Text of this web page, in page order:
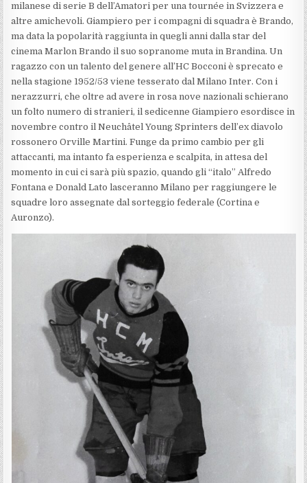
milanese di serie B dell’Amatori per una tournée in Svizzera e
altre amichevoli. Giampiero per i compagni di squadra è Brando,
ma data la popolarità raggiunta in quegli anni dalla star del
cinema Marlon Brando il suo sopranome muta in Brandina. Un
ragazzo con un talento del genere all’HC Bocconi è sprecato e
nella stagione 1952/53 viene tesserato dal Milano Inter. Con i
nerazzurri, che oltre ad avere in rosa nove nazionali schierano
un folto numero di stranieri, il sedicenne Giampiero esordisce in
novembre contro il Neuchâtel Young Sprinters dell’ex diavolo
rossonero Orville Martini. Funge da primo cambio per gli
attaccanti, ma intanto fa esperienza e scalpita, in attesa del
momento in cui ci sarà più spazio, quando gli “italo” Alfredo
Fontana e Donald Lato lasceranno Milano per raggiungere le
squadre loro assegnate dal sorteggio federale (Cortina e
Auronzo).